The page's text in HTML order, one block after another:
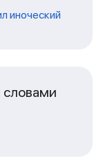
иноческий